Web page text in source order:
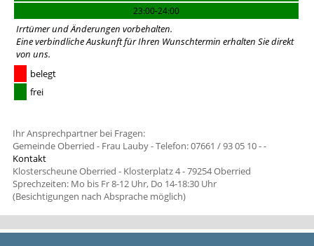
23:00-24:00
Irrtümer und Änderungen vorbehalten.
Eine verbindliche Auskunft für Ihren Wunschtermin erhalten Siedirekt
von uns.
belegt
frei
Ihr Ansprechpartner bei Fragen:
Gemeinde Oberried - Frau Lauby - Telefon: 07661 / 93 05 10 --
Kontakt
Klosterscheune Oberried - Klosterplatz 4 - 79254 Oberried
Sprechzeiten: Mo bis Fr 8-12 Uhr, Do 14-18:30 Uhr
(Besichtigungen nach Absprache möglich)